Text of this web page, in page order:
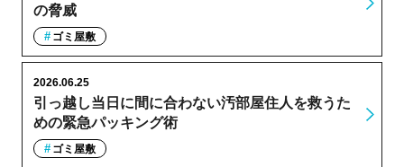
の脅威
ゴミ屋敷
引っ越し当日に間に合わない汚部屋住人を救うた
めの緊急パッキング術
2026.06.25
ゴミ屋敷